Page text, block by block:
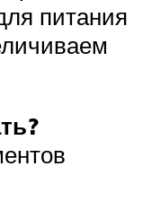
питания